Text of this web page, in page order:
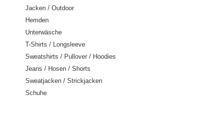
Jacken / Outdoor
Hemden
Unterwäsche
T-Shirts / Longsleeve
Sweatshirts / Pullover / Hoodies
Jeans / Hosen / Shorts
Sweatjacken / Strickjacken
Schuhe